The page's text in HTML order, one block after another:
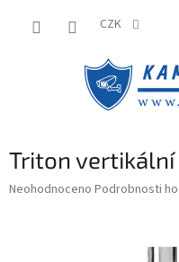
CZK
Triton vertikální
Průměrné
Neohodnoceno Podrobnosti